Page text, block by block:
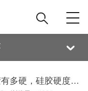
60硬度的硅胶有多硬，硅胶硬度60是什么概念